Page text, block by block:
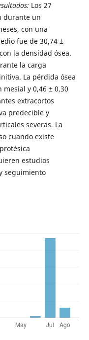
Los 27
durante un
con una
fue de 30,74 ±
la densidad ósea.
la carga
La pérdida ósea
y 0,46 ± 0,30
extracortos
predecible y
severas. La
cuando existe
estudios
seguimiento